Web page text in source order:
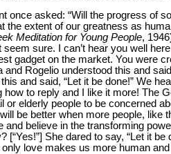
once asked: “Will the progress of
the extent of our greatness as
Meditation for Young People,
seem sure. I can’t hear you well
gadget on the market. You were
and Rogelio understood this and
and said, “Let it be done!” We
how to reply and I like it more! The
or elderly people to be concerned
be better when more people, like
and believe in the transforming
[“Yes!”] She dared to say, “Let it
love makes us more human